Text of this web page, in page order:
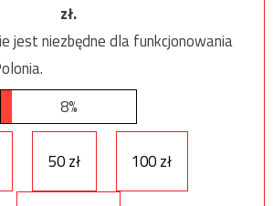
zł.
jest niezbędne dla funkcjonowania
8%
50 zł 100 zł